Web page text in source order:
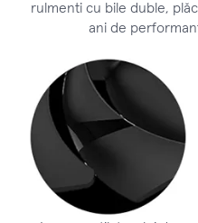
rulmenti cu bile duble,
ani de